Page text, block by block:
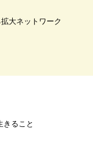
大ネットワーク
きること